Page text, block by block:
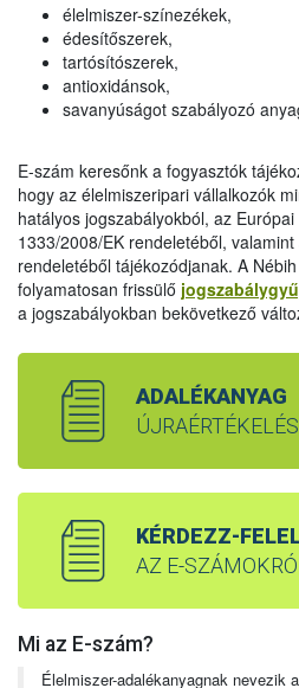
élelmiszer-színezékek,
édesítőszerek,
tartósítószerek,
antioxidánsok,
savanyúságot szabályozó
E-szám keresőnk a fogyasztók
hogy az élelmiszeripari vállalkozók
hatályos jogszabályokból, az
1333/2008/EK rendeletéből,
rendeletéből tájékozódjanak. A
folyamatosan frissülő
a jogszabályokban bekövetkező
ADALÉKANYAG
ÚJRAÉRTÉKELÉS
KÉRDEZZ-
AZ E-
Mi az E-szám?
Élelmiszer-adalékanyagnak nevezik